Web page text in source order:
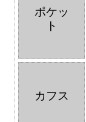
ポケッ
ト
カフス